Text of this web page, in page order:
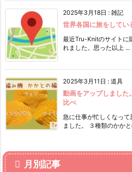
2025年3月18日 : 雑記
世界各国に旅をして
最近Tru-Knitのサイトに
れました。思った以上 ...
2025年3月11日 : 道具
動画をアップしました
比べ
急に仕事が忙しくなっ
ました。 ３種類のかか
月別記事